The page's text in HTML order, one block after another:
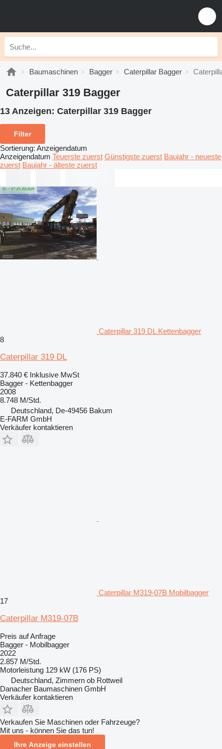
Baumaschinen Bagger Caterpillar Bagger
Caterpillar 319 Bagger
13 Anzeigen: Caterpillar 319 Bagger
Filter
Sortierung: Anzeigendatum
Anzeigendatum Teuerste zuerst Günstigste zuerst Baujahr - neueste
zuerst Baujahr - älteste zuerst
Caterpillar 319 DL Kettenbagger
8
Caterpillar 319 DL
37.840 € Inklusive MwSt
Bagger - Kettenbagger
2008
8.748 M/Std.
Deutschland, De-49456 Bakum
E-FARM GmbH
Verkäufer kontaktieren
Caterpillar M319-07B Mobilbagger
17
Caterpillar M319-07B
Preis auf Anfrage
Bagger - Mobilbagger
2022
2.857 M/Std.
Motorleistung 129 kW (176 PS)
Deutschland, Zimmern ob Rottweil
Danacher Baumaschinen GmbH
Verkäufer kontaktieren
Verkaufen Sie Maschinen oder Fahrzeuge?
Mit uns - können Sie das tun!
Ihre Anzeige einstellen